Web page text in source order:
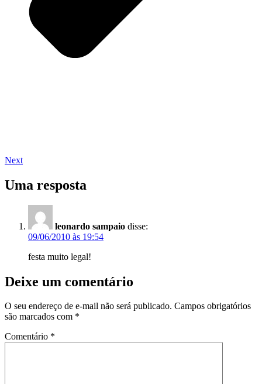
Next
Uma resposta
leonardo sampaio disse:
09/06/2010 às 19:54
festa muito legal!
Deixe um comentário
O seu endereço de e-mail não será publicado. Campos obrigatórios
são marcados com *
Comentário *